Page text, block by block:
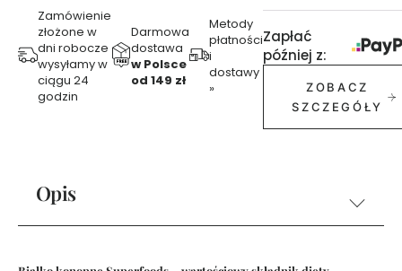
u
m
y
3
0
m
r
Zamówienie
złożone w
dni robocze
wysyłamy w
ciągu 24
godzin
Darmowa
dostawa
w Polsce
od 149 zł
Metody
płatności
i
dostawy
»
Zapłać
później z:
ZOBACZ
SZCZEGÓŁY
Opis